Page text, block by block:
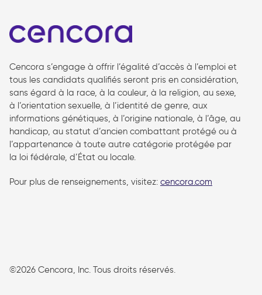
Cencora s’engage à offrir l’égalité d’accès à l’emploi et
tous les candidats qualifiés seront pris en considération,
sans égard à la race, à la couleur, à la religion, au sexe,
à l’orientation sexuelle, à l’identité de genre, aux
informations génétiques, à l’origine nationale, à l’âge, au
handicap, au statut d’ancien combattant protégé ou à
l’appartenance à toute autre catégorie protégée par
la loi fédérale, d’État ou locale.
Pour plus de renseignements, visitez: cencora.com
©2026 Cencora, Inc. Tous droits réservés.